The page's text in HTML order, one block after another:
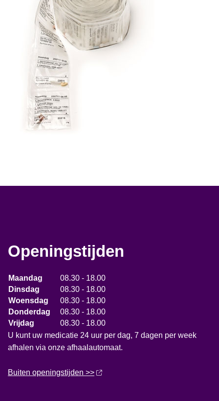
Openingstijden
Maandag
08.30 - 18.00
Dinsdag
08.30 - 18.00
Woensdag
08.30 - 18.00
Donderdag
08.30 - 18.00
Vrijdag
08.30 - 18.00
U kunt uw medicatie 24 uur per dag, 7 dagen per week
afhalen via onze afhaalautomaat.
Buiten openingstijden >>